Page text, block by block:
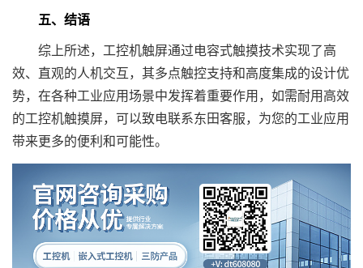
五、结语
综上所述，工控机触屏通过电容式触摸技术实现了高
效、直观的人机交互，其多点触控支持和高度集成的设计优
势，在各种工业应用场景中发挥着重要作用，如需耐用高效
的工控机触摸屏，可以致电联系东田客服，为您的工业应用
带来更多的便利和可能性。